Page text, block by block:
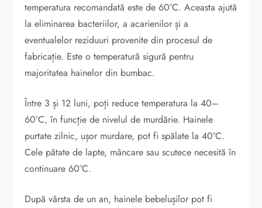
temperatura recomandată este de 60°C. Aceasta ajută
la eliminarea bacteriilor, a acarienilor și a
eventualelor reziduuri provenite din procesul de
fabricație. Este o temperatură sigură pentru
majoritatea hainelor din bumbac.
Între 3 și 12 luni, poți reduce temperatura la 40–
60°C, în funcție de nivelul de murdărie. Hainele
purtate zilnic, ușor murdare, pot fi spălate la 40°C.
Cele pătate de lapte, mâncare sau scutece necesită în
continuare 60°C.
După vârsta de un an, hainele bebelușilor pot fi